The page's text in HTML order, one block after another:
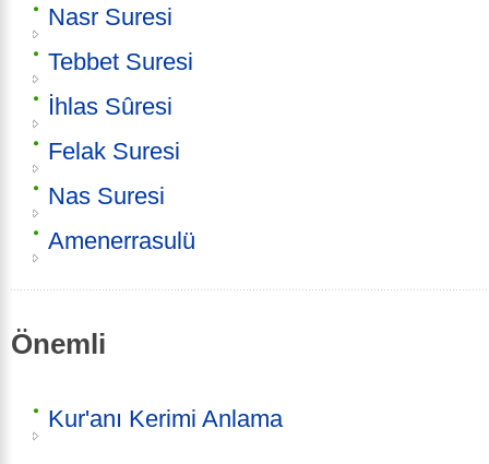
Nasr Suresi
Tebbet Suresi
İhlas Sûresi
Felak Suresi
Nas Suresi
Amenerrasulü
Önemli
Kur'anı Kerimi Anlama